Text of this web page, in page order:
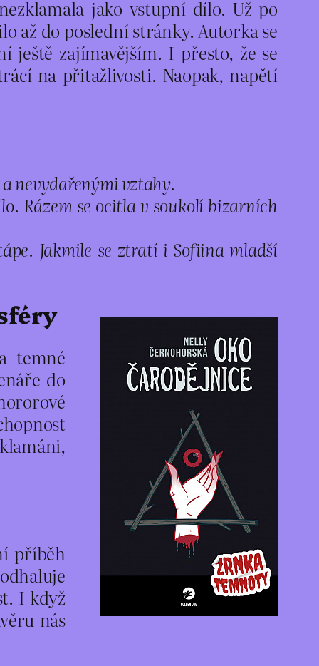
jako vstupní dílo. Už po
až do poslední stránky. Autorka se
zajímavějším. I přesto, že se
na přitažlivosti. Naopak, napětí
nevydařenými vztahy.
Rázem se ocitla v soukolí bizarních
Jakmile se ztratí i Sofiina mladší
temné
do
příběh
I když
nás